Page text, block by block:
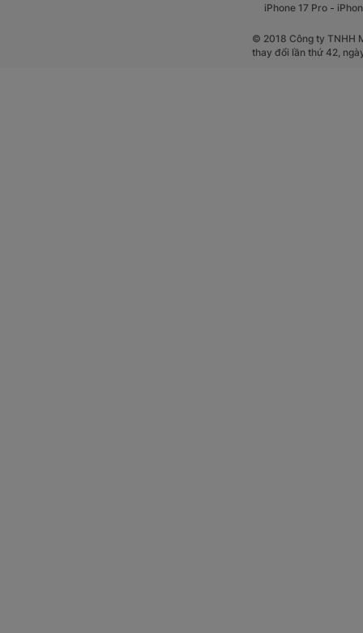
iPhone 17 Pro -
© 2018 Công ty TNHH
thay đổi lần thứ 42,